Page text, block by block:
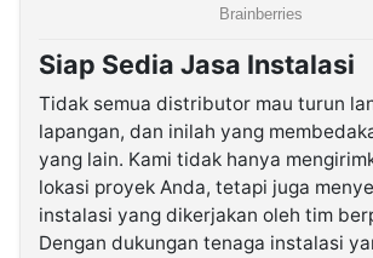
Siap Sedia Jasa Instalasi
Tidak semua distributor mau turun
lapangan, dan inilah yang
yang lain. Kami tidak hanya
lokasi proyek Anda, tetapi juga
instalasi yang dikerjakan oleh tim
Dengan dukungan tenaga instalasi